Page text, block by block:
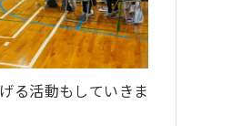
る活動もしていきま